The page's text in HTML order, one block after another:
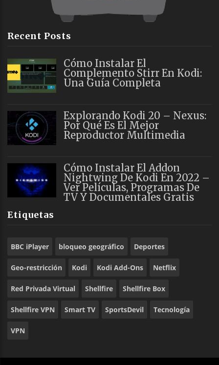
Recent Posts
Cómo Instalar El
Complemento Stirr En Kodi:
Una Guía Completa
Explorando Kodi 20 – Nexus:
Por Qué Es El Mejor
Reproductor Multimedia
Cómo Instalar El Addon
Nightwing De Kodi En 2022 –
Ver Películas, Programas De
TV Y Documentales Gratis
Etiquetas
BBC iPlayer bloqueo geográfico Deportes
Geo-restricción Kodi Kodi Add-Ons Netflix
Red Privada Virtual Shellfire Shellfire Box
Shellfire VPN Smart TV SportsDevil Tecnología
VPN